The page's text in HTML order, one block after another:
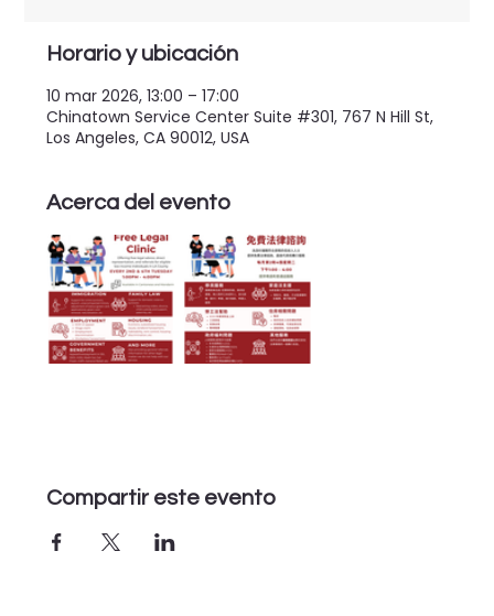
Horario y ubicación
10 mar 2026, 13:00 – 17:00
Chinatown Service Center Suite #301, 767 N Hill St,
Los Angeles, CA 90012, USA
Acerca del evento
Compartir este evento